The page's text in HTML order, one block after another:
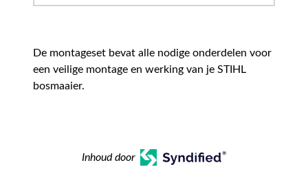
De montageset bevat alle nodige onderdelen voor
een veilige montage en werking van je STIHL
bosmaaier.
Inhoud door